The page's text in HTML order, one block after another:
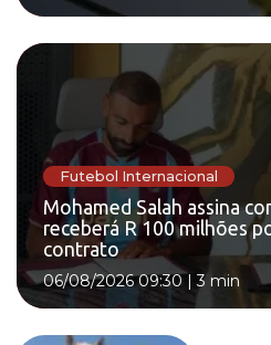
Futebol Internacional
Mohamed Salah assina
receberá R 100 milhões
contrato
06/08/2026 09:30|3 min